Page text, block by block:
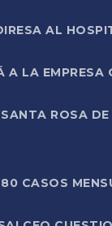
AL
A LA
ROSA
CASOS